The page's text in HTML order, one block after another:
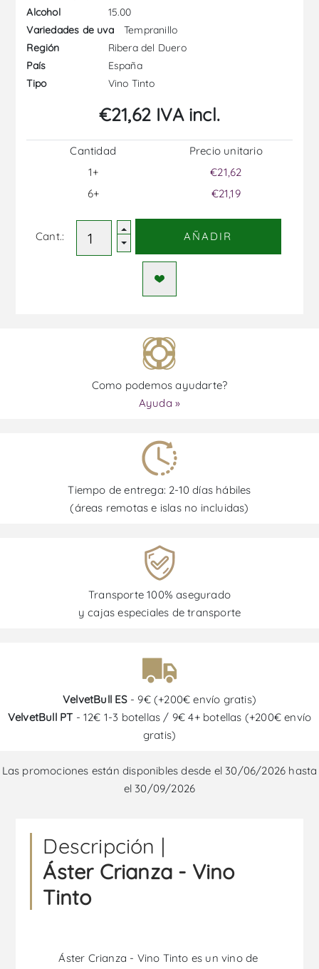
Alcohol
15.00
Variedades de uva
Tempranillo
Región
Ribera del Duero
País
España
Tipo
Vino Tinto
€21,62 IVA incl.
Cantidad
1+
6+
Precio unitario
€21,62
€21,19
Cant.: AÑADIR
Como podemos ayudarte?
Ayuda »
Tiempo de entrega: 2-10 días hábiles
(áreas remotas e islas no incluidas)
Transporte 100% asegurado
y cajas especiales de transporte
VelvetBull ES- 9€ (+200€ envío gratis)
VelvetBull PT - 12€ 1-3 botellas / 9€ 4+ botellas (+200€ envío
gratis)
Las promociones están disponibles desde el 30/06/2026 hasta
el 30/09/2026
Descripción |
Áster Crianza - Vino
Tinto
Áster Crianza - Vino Tinto es un vino de